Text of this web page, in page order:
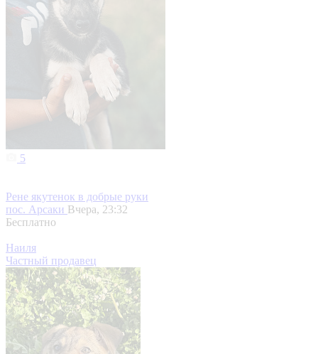
5
Рене якутенок в добрые руки
пос. Арсаки Вчера, 23:32
Бесплатно
Наиля
Частный продавец